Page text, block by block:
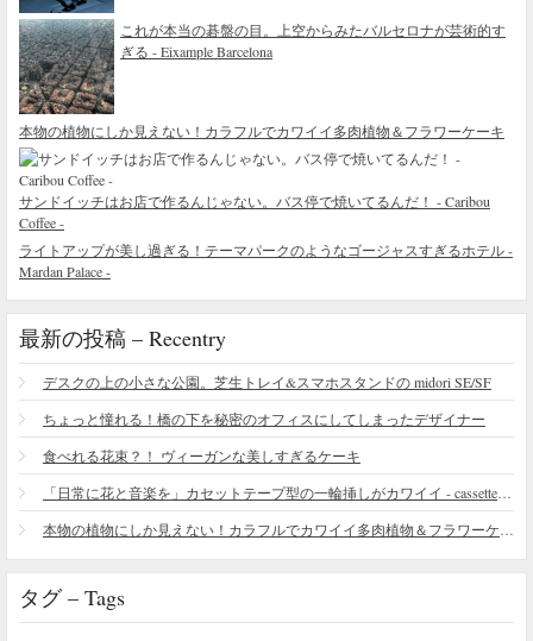
これが本当の碁盤の目。上空からみたバルセロナが芸術的す
ぎる - Eixample Barcelona
本物の植物にしか見えない！カラフルでカワイイ多肉植物＆フラワーケーキ
サンドイッチはお店で作るんじゃない。バス停で焼いてるんだ！ - Caribou
Coffee -
ライトアップが美し過ぎる！テーマパークのようなゴージャスすぎるホテル -
Mardan Palace -
最新の投稿 – Recentry
デスクの上の小さな公園。芝生トレイ&スマホスタンドの midori SE/SF
ちょっと憧れる！橋の下を秘密のオフィスにしてしまったデザイナー
食べれる花束？！ ヴィーガンな美しすぎるケーキ
タグ – Tags